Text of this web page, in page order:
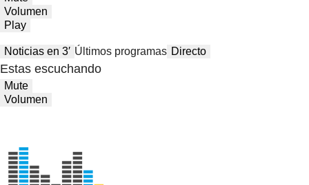
Volumen
Play
Noticias en 3′ Últimos programas Directo
Estas escuchando
Mute
Volumen